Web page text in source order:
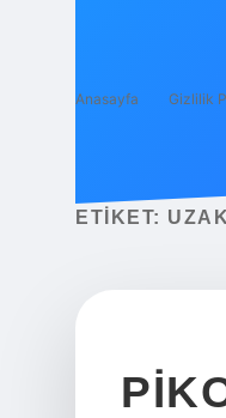
Anasayfa Gizlilik
ETIKET: